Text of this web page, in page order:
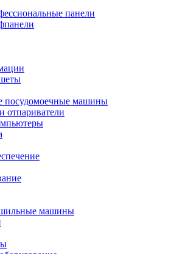
панели
посудомоечные машины
отпариватели
машины